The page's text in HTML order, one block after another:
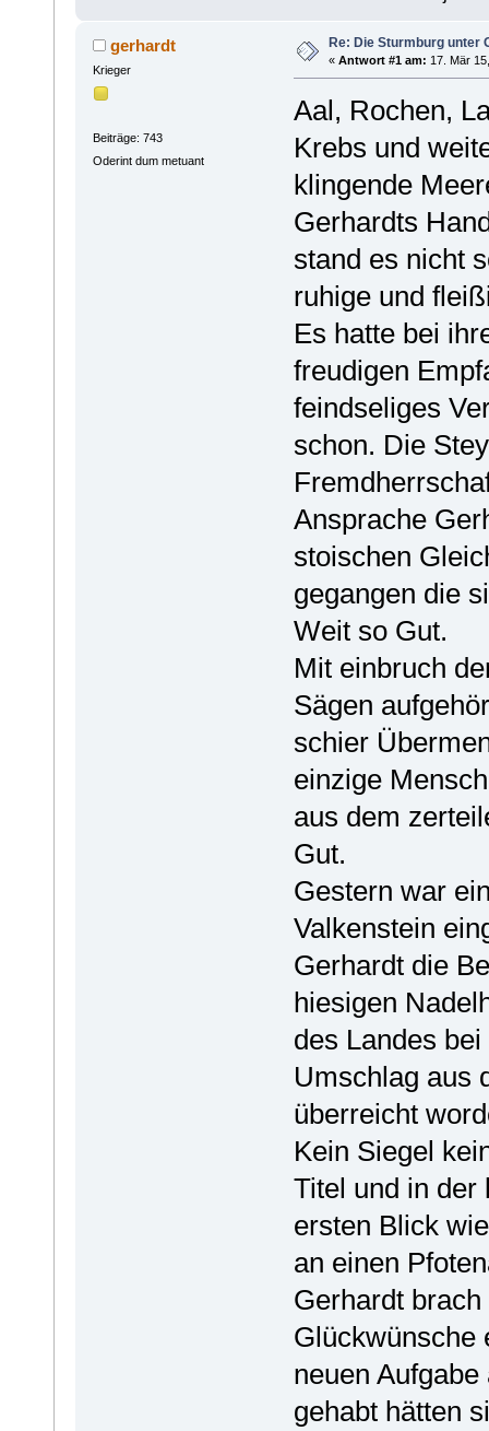
gerhardt
Krieger
Beiträge: 743
Oderint dum metuant
Re: Die Sturmburg unter
« Antwort #1 am: 17. Mär
Aal, Rochen,
Krebs und
klingende
Gerhardts
stand es nicht
ruhige und
Es hatte bei
freudigen
feindseliges
schon. Die
Ansprache
stoischen
gegangen die
Weit so Gut.
Mit einbruch
Sägen
schier
einzige
aus dem
Gut.
Gestern war
Valkenstein
Gerhardt die
hiesigen
des Landes
Umschlag aus
überreicht
Kein Siegel
Titel und in der
ersten Blick
an einen
Gerhardt
Glückwünsche
neuen
gehabt hätten